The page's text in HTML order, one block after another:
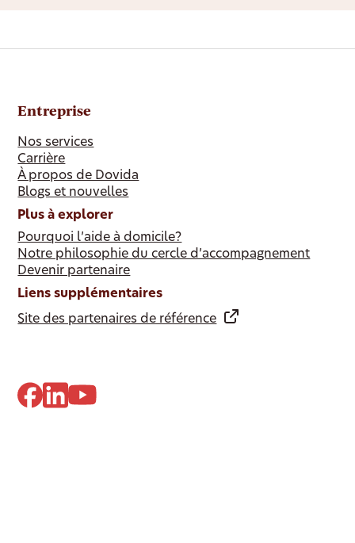
Entreprise
Nos services
Carrière
À propos de Dovida
Blogs et nouvelles
Plus à explorer
Pourquoi l’aide à domicile?
Notre philosophie du cercle d’accompagnement
Devenir partenaire
Liens supplémentaires
Site des partenaires de référence